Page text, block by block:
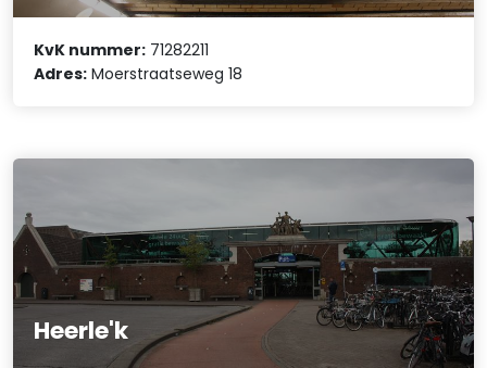
KvK nummer: 71282211
Adres: Moerstraatseweg 18
Heerle'k